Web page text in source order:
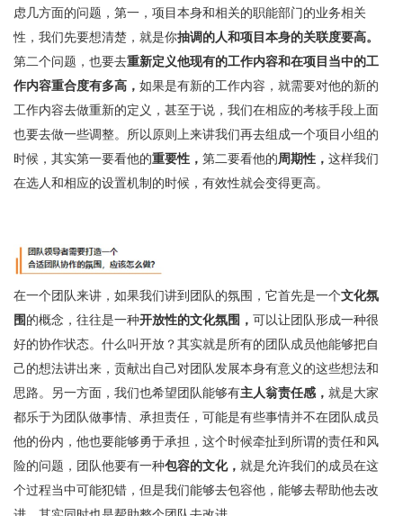
虑几方面的问题，第一，项目本身和相关的职能部门的业务相关
性，我们先要想清楚，就是你抽调的人和项目本身的关联度要高。
第二个问题，也要去重新定义他现有的工作内容和在项目当中的工
作内容重合度有多高， 如果是有新的工作内容，就需要对他的新的
工作内容去做重新的定义，甚至于说，我们在相应的考核手段上面
也要去做一些调整。所以原则上来讲我们再去组成一个项目小组的
时候，其实第一要看他的重要性， 第二要看他的周期性， 这样我们
在选人和相应的设置机制的时候，有效性就会变得更高。
在一个团队来讲，如果我们讲到团队的氛围，它首先是一个文化氛
围 的概念，往往是一种开放性的文化氛围， 可以让团队形成一种很
好的协作状态。什么叫开放？其实就是所有的团队成员他能够把自
己的想法讲出来，贡献出自己对团队发展本身有意义的这些想法和
思路。另一方面，我们也希望团队能够有主人翁责任感， 就是大家
都乐于为团队做事情、承担责任，可能是有些事情并不在团队成员
他的份内，他也要能够勇于承担，这个时候牵扯到所谓的责任和风
险的问题，团队他要有一种包容的文化， 就是允许我们的成员在这
个过程当中可能犯错，但是我们能够去包容他，能够去帮助他去改